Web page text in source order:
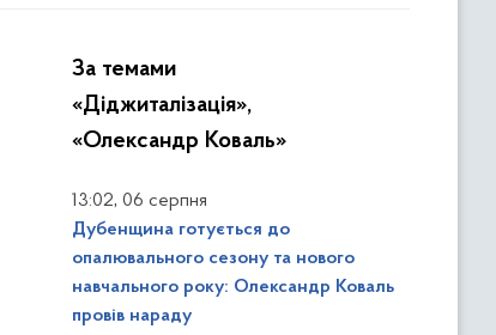
За темами
«Діджиталізація»,
«Олександр Коваль»
13:02, 06 серпня
Дубенщина готується до
опалювального сезону та нового
навчального року: Олександр Коваль
провів нараду